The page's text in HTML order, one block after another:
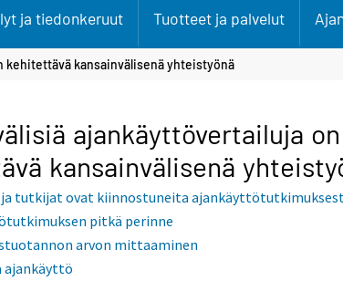
ja tiedonkeruut Tuotteet ja palvelut
kehitettävä kansainvälisenä yhteistyönä
ajankäyttövertailuja on
kansainvälisenä
tutkijat ovat kiinnostuneita
pitkä perinne
arvon mittaaminen
ajankäyttö